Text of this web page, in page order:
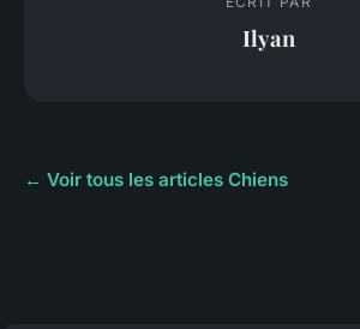
Ilyan
← Voir tous les articles Chiens